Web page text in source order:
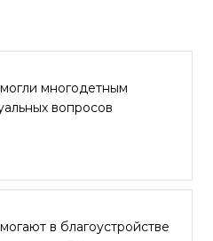
многодетным
вопросов
в благоустройстве